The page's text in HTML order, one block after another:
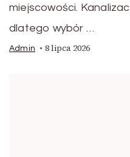
miejscowości.
dlatego wybór …
Admin 8 lipca 2026